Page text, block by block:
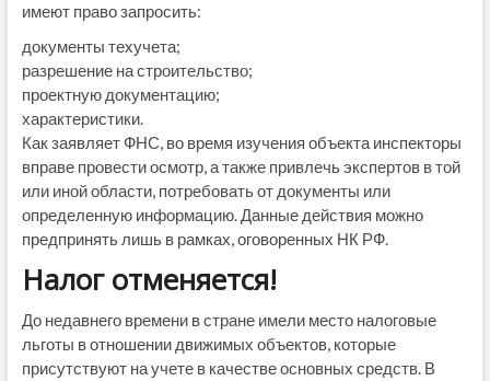
имеют право запросить:
документы техучета;
разрешение на строительство;
проектную документацию;
характеристики.
Как заявляет ФНС, во время изучения объекта инспекторы
вправе провести осмотр, а также привлечь экспертов в той
или иной области, потребовать от документы или
определенную информацию. Данные действия можно
предпринять лишь в рамках, оговоренных НК РФ.
Налог отменяется!
До недавнего времени в стране имели место налоговые
льготы в отношении движимых объектов, которые
присутствуют на учете в качестве основных средств. В